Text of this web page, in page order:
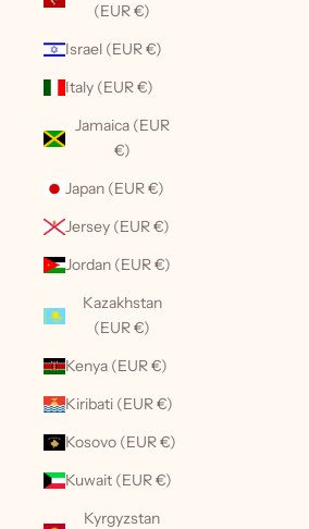
(EUR €)
Israel (EUR €)
Italy (EUR €)
Jamaica (EUR
€)
Japan (EUR €)
Jersey (EUR €)
Jordan (EUR €)
Kazakhstan
(EUR €)
Kenya (EUR €)
Kiribati (EUR €)
Kosovo (EUR €)
Kuwait (EUR €)
Kyrgyzstan